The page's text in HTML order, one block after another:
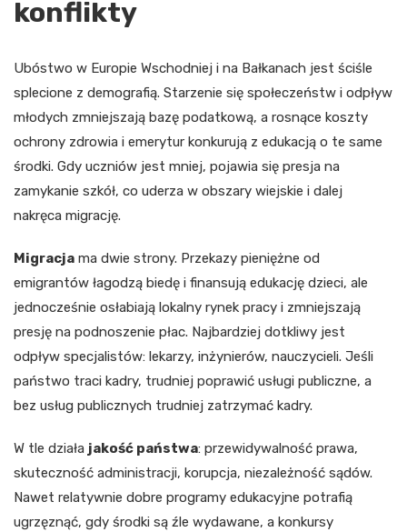
konflikty
Ubóstwo w Europie Wschodniej i na Bałkanach jest ściśle
splecione z demografią. Starzenie się społeczeństw i odpływ
młodych zmniejszają bazę podatkową, a rosnące koszty
ochrony zdrowia i emerytur konkurują z edukacją o te same
środki. Gdy uczniów jest mniej, pojawia się presja na
zamykanie szkół, co uderza w obszary wiejskie i dalej
nakręca migrację.
Migracja ma dwie strony. Przekazy pieniężne od
emigrantów łagodzą biedę i finansują edukację dzieci, ale
jednocześnie osłabiają lokalny rynek pracy i zmniejszają
presję na podnoszenie płac. Najbardziej dotkliwy jest
odpływ specjalistów: lekarzy, inżynierów, nauczycieli. Jeśli
państwo traci kadry, trudniej poprawić usługi publiczne, a
bez usług publicznych trudniej zatrzymać kadry.
W tle działa jakość państwa: przewidywalność prawa,
skuteczność administracji, korupcja, niezależność sądów.
Nawet relatywnie dobre programy edukacyjne potrafią
ugrzęznąć, gdy środki są źle wydawane, a konkursy